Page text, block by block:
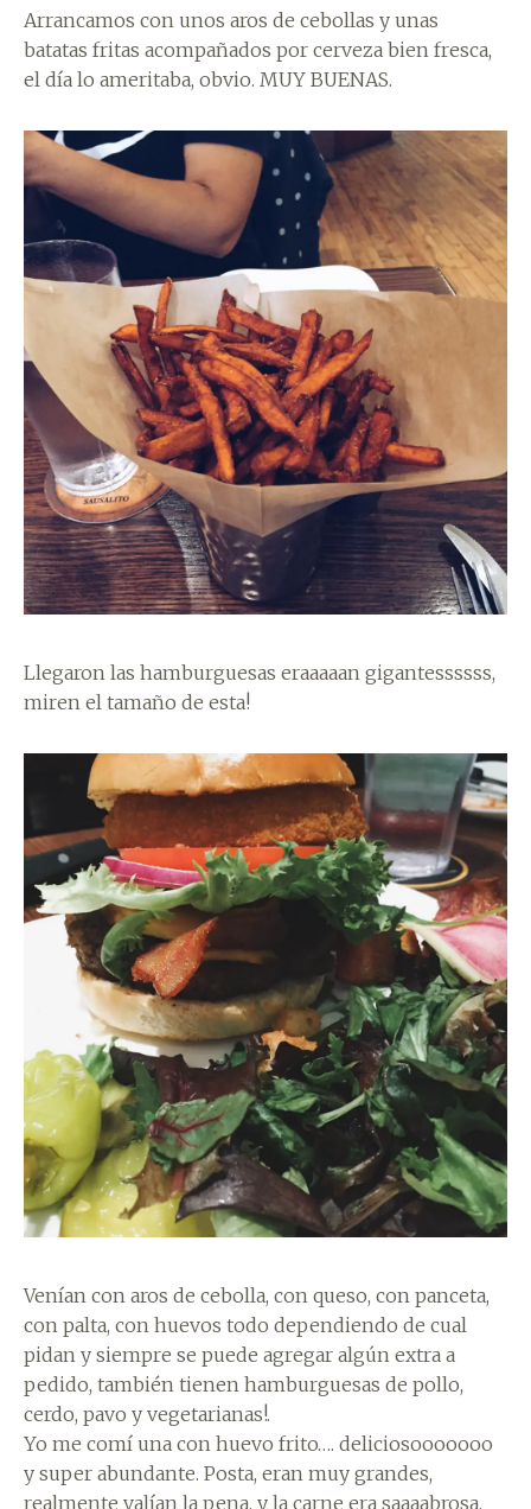
Arrancamos con unos aros de cebollas y unas
batatas fritas acompañados por cerveza bien fresca,
el día lo ameritaba, obvio. MUY BUENAS.
Llegaron las hamburguesas eraaaaan gigantessssss,
miren el tamaño de esta!
Venían con aros de cebolla, con queso, con panceta,
con palta, con huevos todo dependiendo de cual
pidan y siempre se puede agregar algún extra a
pedido, también tienen hamburguesas de pollo,
cerdo, pavo y vegetarianas!.
Yo me comí una con huevo frito…. deliciosooooooo
y super abundante. Posta, eran muy grandes,
realmente valían la pena, y la carne era saaaabrosa,